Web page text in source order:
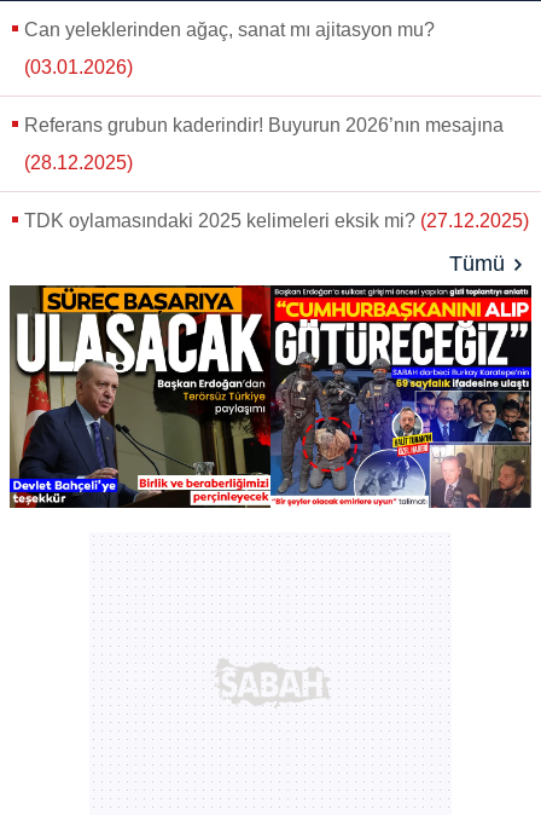
Can yeleklerinden ağaç, sanat mı ajitasyon mu?
(03.01.2026)
Referans grubun kaderindir! Buyurun 2026’nın mesajına
(28.12.2025)
TDK oylamasındaki 2025 kelimeleri eksik mi? (27.12.2025)
Tümü